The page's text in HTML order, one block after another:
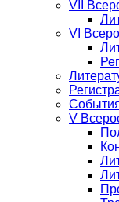
VII
VI
V